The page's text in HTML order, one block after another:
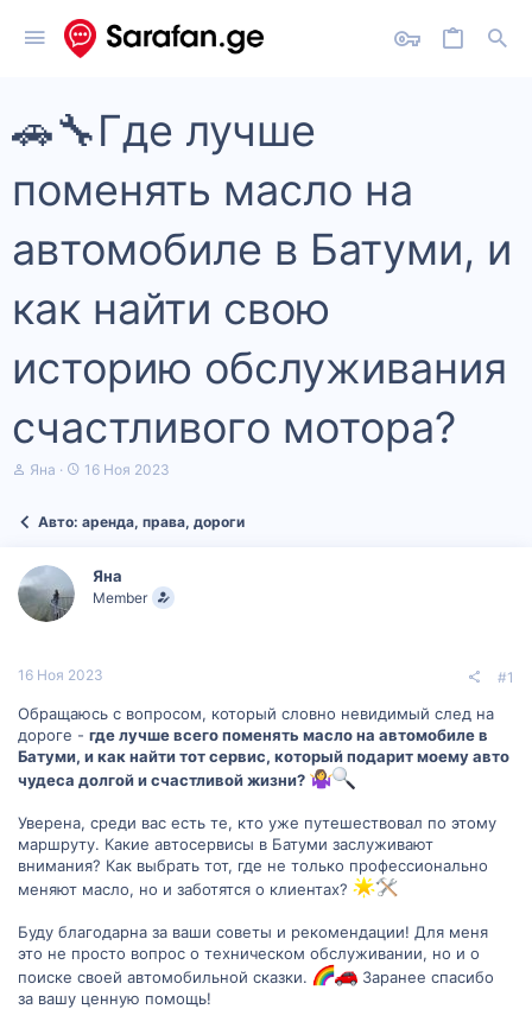
🚗🔧Где лучше
поменять масло на
автомобиле в Батуми, и
как найти свою
историю обслуживания
счастливого мотора?
А
т
е
м
ы
Яна
Д
а
16 Ноя 2023
Авто: аренда, права, дороги
Яна
Member
16 Ноя 2023 #1
Обращаюсь с вопросом, который словно невидимый след на
дороге - где лучше всего поменять масло на автомобиле в
Батуми, и как найти тот сервис, который подарит моему авто
чудеса долгой и счастливой жизни?
Уверена, среди вас есть те, кто уже путешествовал по этому
маршруту. Какие автосервисы в Батуми заслуживают
внимания? Как выбрать тот, где не только профессионально
меняют масло, но и заботятся о клиентах?
Буду благодарна за ваши советы и рекомендации! Для меня
это не просто вопрос о техническом обслуживании, но и о
поиске своей автомобильной сказки.
Заранее спасибо
за вашу ценную помощь!